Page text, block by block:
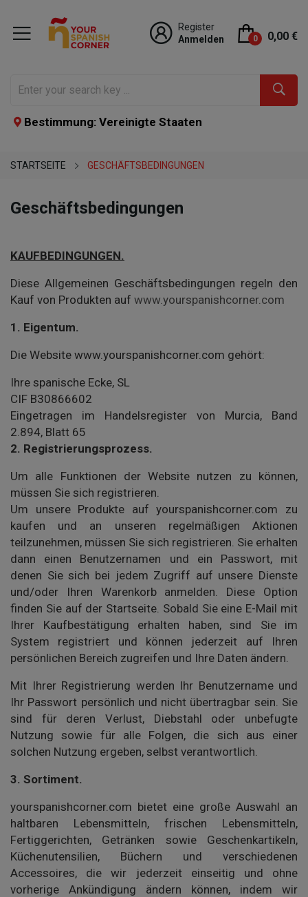
Register
Anmelden
0 0,00 €
Bestimmung: Vereinigte Staaten
STARTSEITE GESCHÄFTSBEDINGUNGEN
Geschäftsbedingungen
KAUFBEDINGUNGEN.
Diese Allgemeinen Geschäftsbedingungen regeln den
Kauf von Produkten auf www.yourspanishcorner.com
1. Eigentum.
Die Website www.yourspanishcorner.com gehört:
Ihre spanische Ecke, SL
CIF B30866602
Eingetragen im Handelsregister von Murcia, Band
2.894, Blatt 65
2. Registrierungsprozess.
Um alle Funktionen der Website nutzen zu können,
müssen Sie sich registrieren.
Um unsere Produkte auf yourspanishcorner.com zu
kaufen und an unseren regelmäßigen Aktionen
teilzunehmen, müssen Sie sich registrieren. Sie erhalten
dann einen Benutzernamen und ein Passwort, mit
denen Sie sich bei jedem Zugriff auf unsere Dienste
und/oder Ihren Warenkorb anmelden. Diese Option
finden Sie auf der Startseite. Sobald Sie eine E-Mail mit
Ihrer Kaufbestätigung erhalten haben, sind Sie im
System registriert und können jederzeit auf Ihren
persönlichen Bereich zugreifen und Ihre Daten ändern.
Mit Ihrer Registrierung werden Ihr Benutzername und
Ihr Passwort persönlich und nicht übertragbar sein. Sie
sind für deren Verlust, Diebstahl oder unbefugte
Nutzung sowie für alle Folgen, die sich aus einer
solchen Nutzung ergeben, selbst verantwortlich.
3. Sortiment.
yourspanishcorner.com bietet eine große Auswahl an
haltbaren Lebensmitteln, frischen Lebensmitteln,
Fertiggerichten, Getränken sowie Geschenkartikeln,
Küchenutensilien, Büchern und verschiedenen
Accessoires, die wir jederzeit einseitig und ohne
vorherige Ankündigung ändern können, indem wir